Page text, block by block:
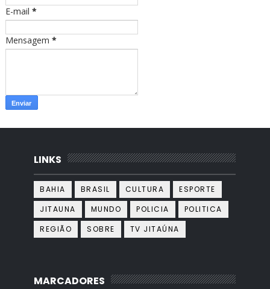
E-mail *
Mensagem *
LINKS
BAHIA BRASIL CULTURA
ESPORTE
JITAUNA
MUNDO POLICIA
POLITICA
REGIÃO
SOBRE TV JITAÚNA
MARCADORES